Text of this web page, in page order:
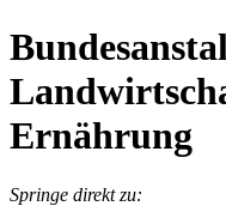
Ernährung
Springe direkt zu: